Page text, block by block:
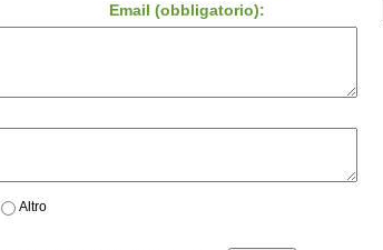
Email (obbligatorio):
Altro